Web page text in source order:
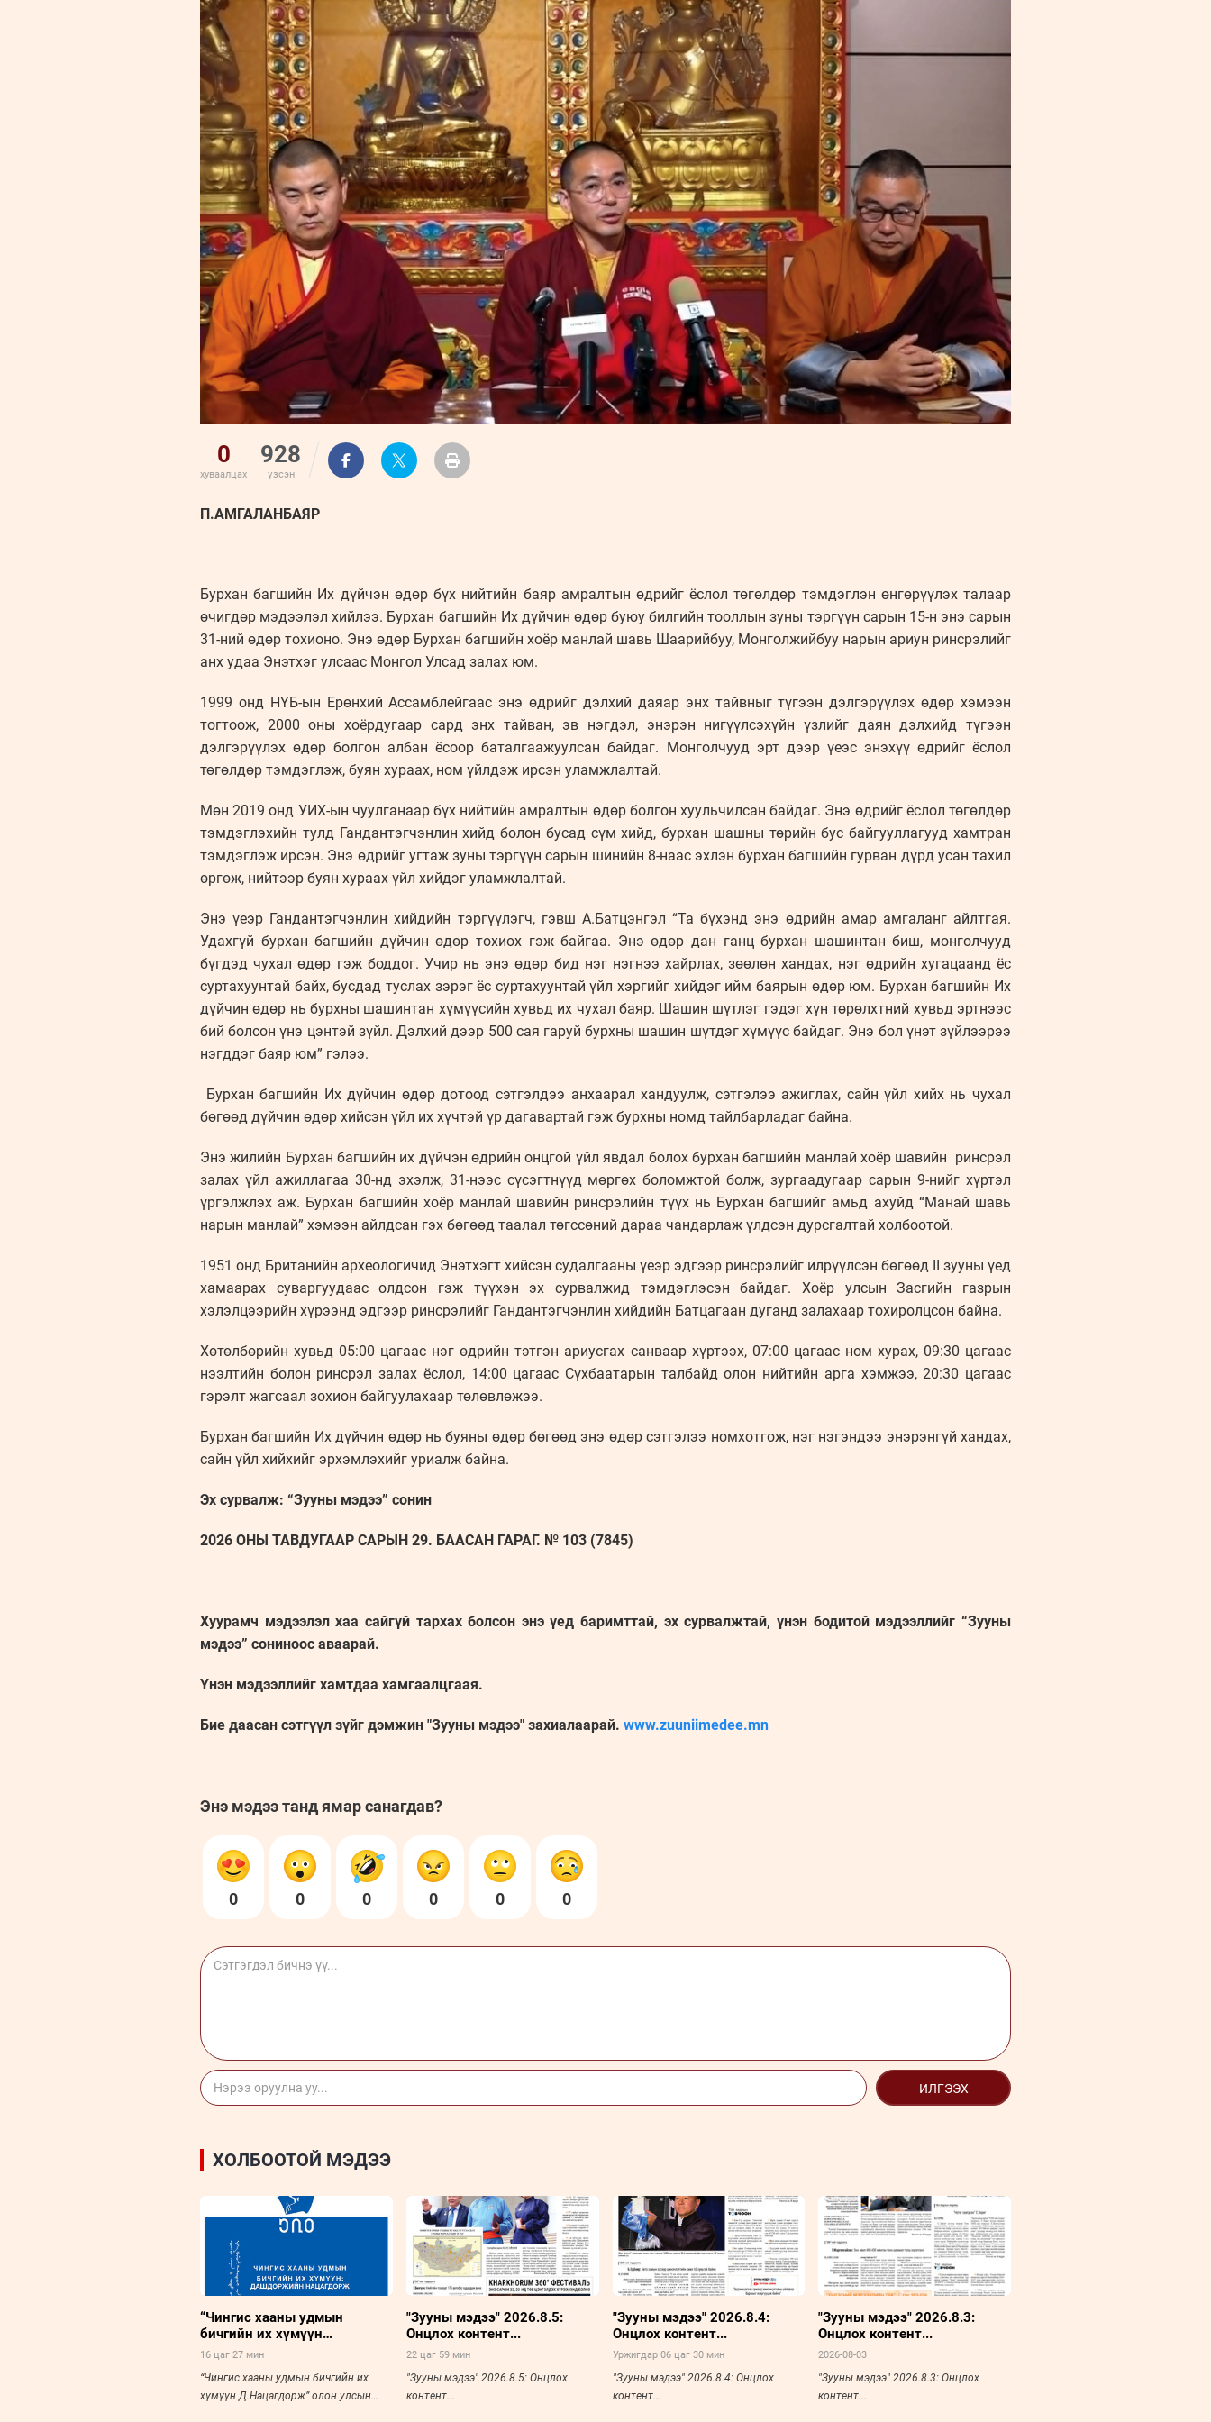
УРЛАГ
0
хуваалцах
928
үзсэн
П.АМГАЛАНБАЯР
Бурхан багшийн Их дүйчэн өдөр бүх нийтийн баяр амралтын өдрийг ёслол төгөлдөр тэмдэглэн өнгөрүүлэх талаар
өчигдөр мэдээлэл хийлээ. Бурхан багшийн Их дүйчин өдөр буюу билгийн тооллын зуны тэргүүн сарын 15-н энэ сарын
31-ний өдөр тохионо. Энэ өдөр Бурхан багшийн хоёр манлай шавь Шаарийбуу, Монголжийбуу нарын ариун ринсрэлийг
анх удаа Энэтхэг улсаас Монгол Улсад залах юм.
1999 онд НҮБ-ын Ерөнхий Ассамблейгаас энэ өдрийг дэлхий даяар энх тайвныг түгээн дэлгэрүүлэх өдөр хэмээн
тогтоож, 2000 оны хоёрдугаар сард энх тайван, эв нэгдэл, энэрэн нигүүлсэхүйн үзлийг даян дэлхийд түгээн
дэлгэрүүлэх өдөр болгон албан ёсоор баталгаажуулсан байдаг. Монголчууд эрт дээр үеэс энэхүү өдрийг ёслол
төгөлдөр тэмдэглэж, буян хураах, ном үйлдэж ирсэн уламжлалтай.
Мөн 2019 онд УИХ-ын чуулганаар бүх нийтийн амралтын өдөр болгон хуульчилсан байдаг. Энэ өдрийг ёслол төгөлдөр
тэмдэглэхийн тулд Гандантэгчэнлин хийд болон бусад сүм хийд, бурхан шашны төрийн бус байгууллагууд хамтран
тэмдэглэж ирсэн. Энэ өдрийг угтаж зуны тэргүүн сарын шинийн 8-наас эхлэн бурхан багшийн гурван дүрд усан тахил
өргөж, нийтээр буян хураах үйл хийдэг уламжлалтай.
Энэ үеэр Гандантэгчэнлин хийдийн тэргүүлэгч, гэвш А.Батцэнгэл “Та бүхэнд энэ өдрийн амар амгаланг айлтгая.
Удахгүй бурхан багшийн дүйчин өдөр тохиох гэж байгаа. Энэ өдөр дан ганц бурхан шашинтан биш, монголчууд
бүгдэд чухал өдөр гэж боддог. Учир нь энэ өдөр бид нэг нэгнээ хайрлах, зөөлөн хандах, нэг өдрийн хугацаанд ёс
суртахуунтай байх, бусдад туслах зэрэг ёс суртахуунтай үйл хэргийг хийдэг ийм баярын өдөр юм. Бурхан багшийн Их
дүйчин өдөр нь бурхны шашинтан хүмүүсийн хувьд их чухал баяр. Шашин шүтлэг гэдэг хүн төрөлхтний хувьд эртнээс
бий болсон үнэ цэнтэй зүйл. Дэлхий дээр 500 сая гаруй бурхны шашин шүтдэг хүмүүс байдаг. Энэ бол үнэт зүйлээрээ
нэгддэг баяр юм” гэлээ.
Бурхан багшийн Их дүйчин өдөр дотоод сэтгэлдээ анхаарал хандуулж, сэтгэлээ ажиглах, сайн үйл хийх нь чухал
бөгөөд дүйчин өдөр хийсэн үйл их хүчтэй үр дагавартай гэж бурхны номд тайлбарладаг байна.
Энэ жилийн Бурхан багшийн их дүйчэн өдрийн онцгой үйл явдал болох бурхан багшийн манлай хоёр шавийн ринсрэл
залах үйл ажиллагаа 30-нд эхэлж, 31-нээс сүсэгтнүүд мөргөх боломжтой болж, зургаадугаар сарын 9-нийг хүртэл
үргэлжлэх аж. Бурхан багшийн хоёр манлай шавийн ринсрэлийн түүх нь Бурхан багшийг амьд ахуйд “Манай шавь
нарын манлай” хэмээн айлдсан гэх бөгөөд таалал төгссөний дараа чандарлаж үлдсэн дурсгалтай холбоотой.
1951 онд Британийн археологичид Энэтхэгт хийсэн судалгааны үеэр эдгээр ринсрэлийг илрүүлсэн бөгөөд II зууны үед
хамаарах суваргуудаас олдсон гэж түүхэн эх сурвалжид тэмдэглэсэн байдаг. Хоёр улсын Засгийн газрын
хэлэлцээрийн хүрээнд эдгээр ринсрэлийг Гандантэгчэнлин хийдийн Батцагаан дуганд залахаар тохиролцсон байна.
Хөтөлбөрийн хувьд 05:00 цагаас нэг өдрийн тэтгэн ариусгах санваар хүртээх, 07:00 цагаас ном хурах, 09:30 цагаас
нээлтийн болон ринсрэл залах ёслол, 14:00 цагаас Сүхбаатарын талбайд олон нийтийн арга хэмжээ, 20:30 цагаас
гэрэлт жагсаал зохион байгуулахаар төлөвлөжээ.
Бурхан багшийн Их дүйчин өдөр нь буяны өдөр бөгөөд энэ өдөр сэтгэлээ номхотгож, нэг нэгэндээ энэрэнгүй хандах,
сайн үйл хийхийг эрхэмлэхийг уриалж байна.
Эх сурвалж: “Зууны мэдээ” сонин
2026 ОНЫ ТАВДУГААР САРЫН 29. БААСАН ГАРАГ. № 103 (7845)
Хуурамч мэдээлэл хаа сайгүй тархах болсон энэ үед баримттай, эх сурвалжтай, үнэн бодитой мэдээллийг “Зууны
мэдээ” сониноос аваарай.
Үнэн мэдээллийг хамтдаа хамгаалцгаая.
Бие даасан сэтгүүл зүйг дэмжин "Зууны мэдээ" захиалаарай. www.zuuniimedee.mn
Энэ мэдээ танд ямар санагдав?
0 0 0 0 0 0
ИЛГЭЭХ
ХОЛБООТОЙ МЭДЭЭ
“Чингис хааны удмын
бичгийн их хүмүүн
Д.Нацагдорж” олон улсын
16 цаг 27 мин
“Чингис хааны удмын бичгийн их
хүмүүн Д.Нацагдорж” олон улсын
"Зууны мэдээ" 2026.8.5:
Онцлох контент...
22 цаг 59 мин
"Зууны мэдээ" 2026.8.5: Онцлох
контент...
"Зууны мэдээ" 2026.8.4:
Онцлох контент...
Уржигдар 06 цаг 30 мин
"Зууны мэдээ" 2026.8.4: Онцлох
контент...
"Зууны мэдээ" 2026.8.3:
Онцлох контент...
2026-08-03
"Зууны мэдээ" 2026.8.3: Онцлох
контент...